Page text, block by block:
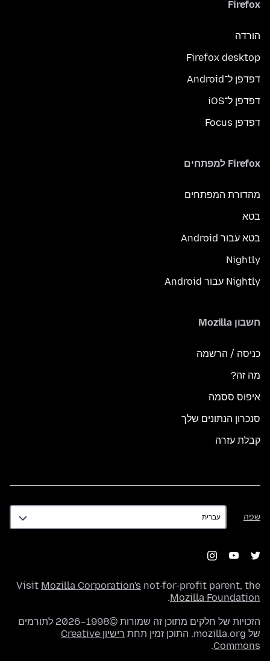
Firefox
הורדה
Firefox desktop
דפדפן ל־Android
דפדפן ל־iOS
דפדפן Focus
Firefox למפתחים
מהדורת המפתחים
בטא
בטא עבור Android
Nightly
Nightly עבור Android
חשבון Mozilla
כניסה / הרשמה
מה זה?
איפוס ססמה
סנכרון הנתונים שלך
קבלת עזרה
שפה
שפה
Visit Mozilla Corporation's not-for-profit parent, the
Mozilla Foundation
.
הזכויות של חלקים מתוכן זה שמורות ©1998–2026 לתורמים
של mozilla.org. התוכן זמין תחת
רישיון Creative
Commons
.